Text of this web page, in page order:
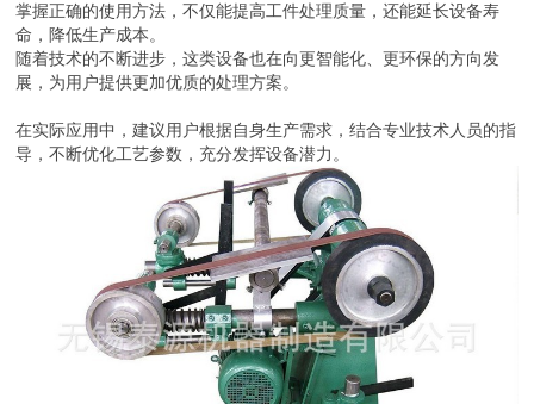
掌握正确的使用方法，不仅能提高工件处理质量，还能延长设备寿
命，降低生产成本。
随着技术的不断进步，这类设备也在向更智能化、更环保的方向发
展，为用户提供更加优质的处理方案。
在实际应用中，建议用户根据自身生产需求，结合专业技术人员的指
导，不断优化工艺参数，充分发挥设备潜力。